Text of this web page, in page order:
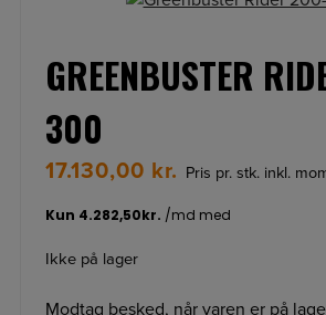
GREENBUSTER
300
17.130,00 kr. Pris pr. stk. inkl.
Ikke på lager
Modtag besked, når varen er på